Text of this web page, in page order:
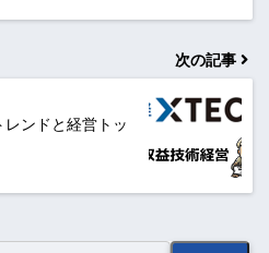
次の記事
ンドと経営トッ